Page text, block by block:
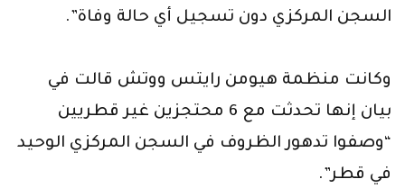
السجن المركزي دون تسجيل أي حالة وفاة”.
وكانت منظمة هيومن رايتس ووتش قالت في
بيان إنها تحدثت مع 6 محتجزين غير قطريين
“وصفوا تدهور الظروف في السجن المركزي الوحيد
في قطر”.